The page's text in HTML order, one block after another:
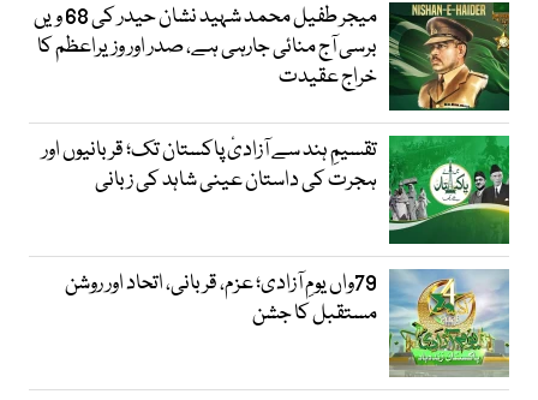
میجر طفیل محمد شہید نشان حیدر کی 68 ویں
برسی آج منائی جارہی ہے، صدر اور وزیراعظم کا
خراج عقیدت
تقسیمِ ہند سے آزادیٔ پاکستان تک؛ قربانیوں اور
ہجرت کی داستان عینی شاہد کی زبانی
79واں یومِ آزادی؛ عزم، قربانی، اتحاد اور روشن
مستقبل کا جشن